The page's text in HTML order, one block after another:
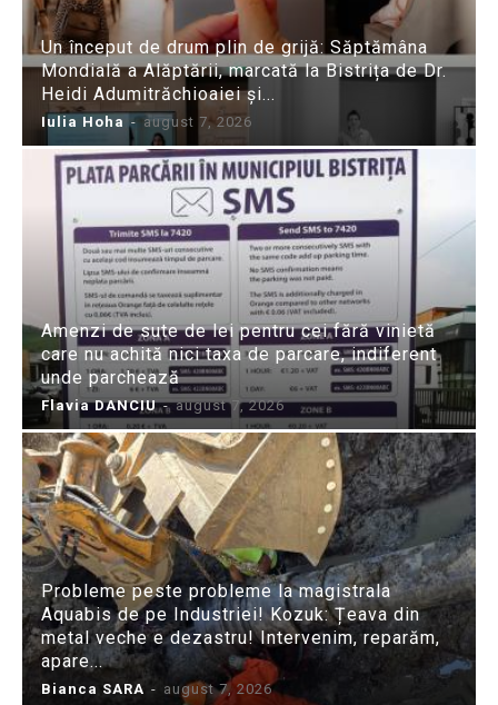
Un început de drum plin de grijă: Săptămâna
Mondială a Alăptării, marcată la Bistrița de Dr.
Heidi Adumitrăchioaiei și...
Iulia Hoha - august 7, 2026
Amenzi de sute de lei pentru cei fără vinietă
care nu achită nici taxa de parcare, indiferent
unde parchează
Flavia DANCIU - august 7, 2026
Probleme peste probleme la magistrala
Aquabis de pe Industriei! Kozuk: Țeava din
metal veche e dezastru! Intervenim, reparăm,
apare...
Bianca SARA - august 7, 2026